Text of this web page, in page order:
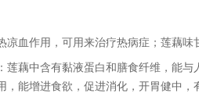
作用，可用来治疗热病症；莲藕味
中含有黏液蛋白和膳食纤维，能与
，能增进食欲，促进消化，开胃健中，